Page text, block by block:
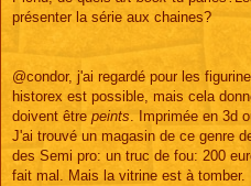
présenter la série aux chaines?
@condor, j'ai regardé pour les
historex est possible, mais cela
doivent être peints. Imprimée en 3d
J'ai trouvé un magasin de ce genre
des Semi pro: un truc de fou: 200
fait mal. Mais la vitrine est à tomber.